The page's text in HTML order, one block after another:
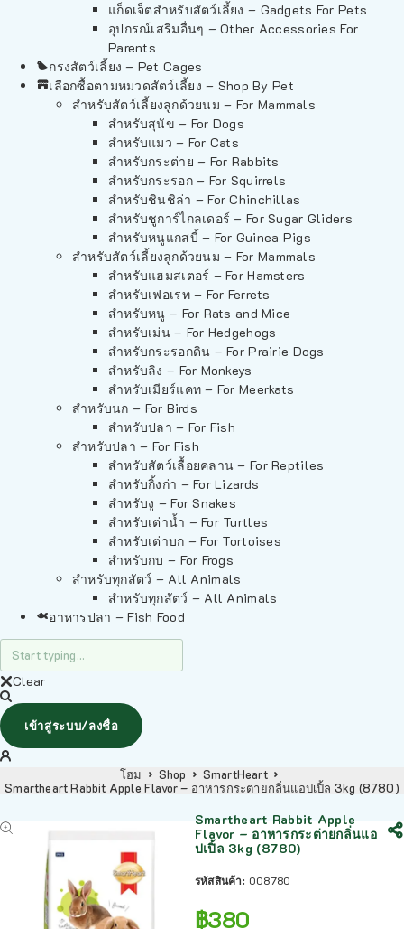
แก็ดเจ็ตสำหรับสัตว์เลี้ยง – Gadgets For Pets
อุปกรณ์เสริมอื่นๆ – Other Accessories For
Parents
กรงสัตว์เลี้ยง – Pet Cages
เลือกซื้อตามหมวดสัตว์เลี้ยง – Shop By Pet
สำหรับสัตว์เลี้ยงลูกด้วยนม – For Mammals
สำหรับสุนัข – For Dogs
สำหรับแมว – For Cats
สำหรับกระต่าย – For Rabbits
สำหรับกระรอก – For Squirrels
สำหรับชินชิล่า – For Chinchillas
สำหรับชูการ์ไกลเดอร์ – For Sugar Gliders
สำหรับหนูแกสบี้ – For Guinea Pigs
สำหรับสัตว์เลี้ยงลูกด้วยนม – For Mammals
สำหรับแฮมสเตอร์ – For Hamsters
สำหรับเฟอเรท – For Ferrets
สำหรับหนู – For Rats and Mice
สำหรับเม่น – For Hedgehogs
สำหรับกระรอกดิน – For Prairie Dogs
สำหรับลิง – For Monkeys
สำหรับเมียร์แคท – For Meerkats
สำหรับนก – For Birds
สำหรับปลา – For Fish
สำหรับปลา – For Fish
สำหรับสัตว์เลื้อยคลาน – For Reptiles
สำหรับกิ้งก่า – For Lizards
สำหรับงู – For Snakes
สำหรับเต่าน้ำ – For Turtles
สำหรับเต่าบก – For Tortoises
สำหรับกบ – For Frogs
สำหรับทุกสัตว์ – All Animals
สำหรับทุกสัตว์ – All Animals
อาหารปลา – Fish Food
Clear
เข้าสู่ระบบ/ลงชื่อ
โฮม Shop
SmartHeart
Smartheart Rabbit Apple Flavor – อาหารกระต่ายกลิ่นแอปเปิ้ล 3kg (8780)
Smartheart Rabbit Apple
Flavor – อาหารกระต่ายกลิ่นแอ
ปเปิ้ล 3kg (8780)
รหัสสินค้า: 008780
฿380